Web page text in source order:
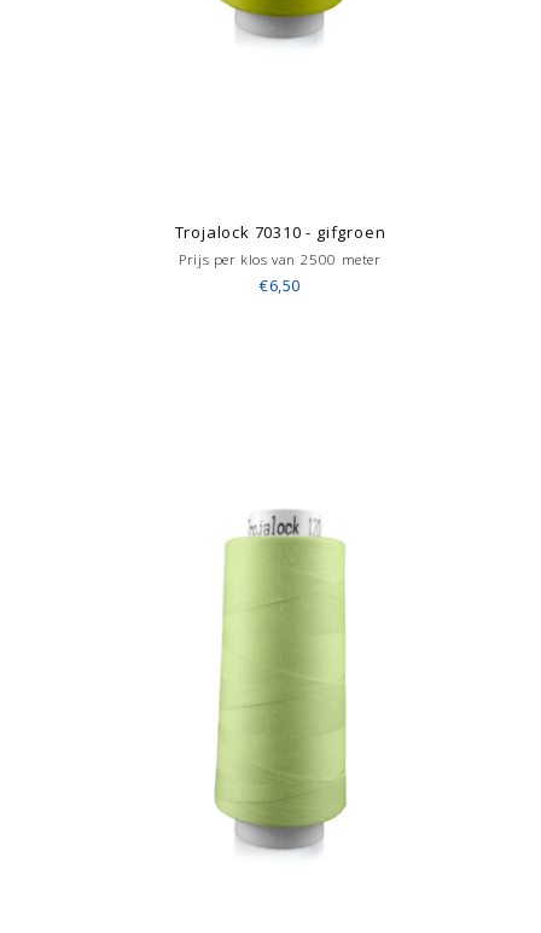
Trojalock 70310 - gifgroen
Prijs per klos van 2500 meter
€6,50